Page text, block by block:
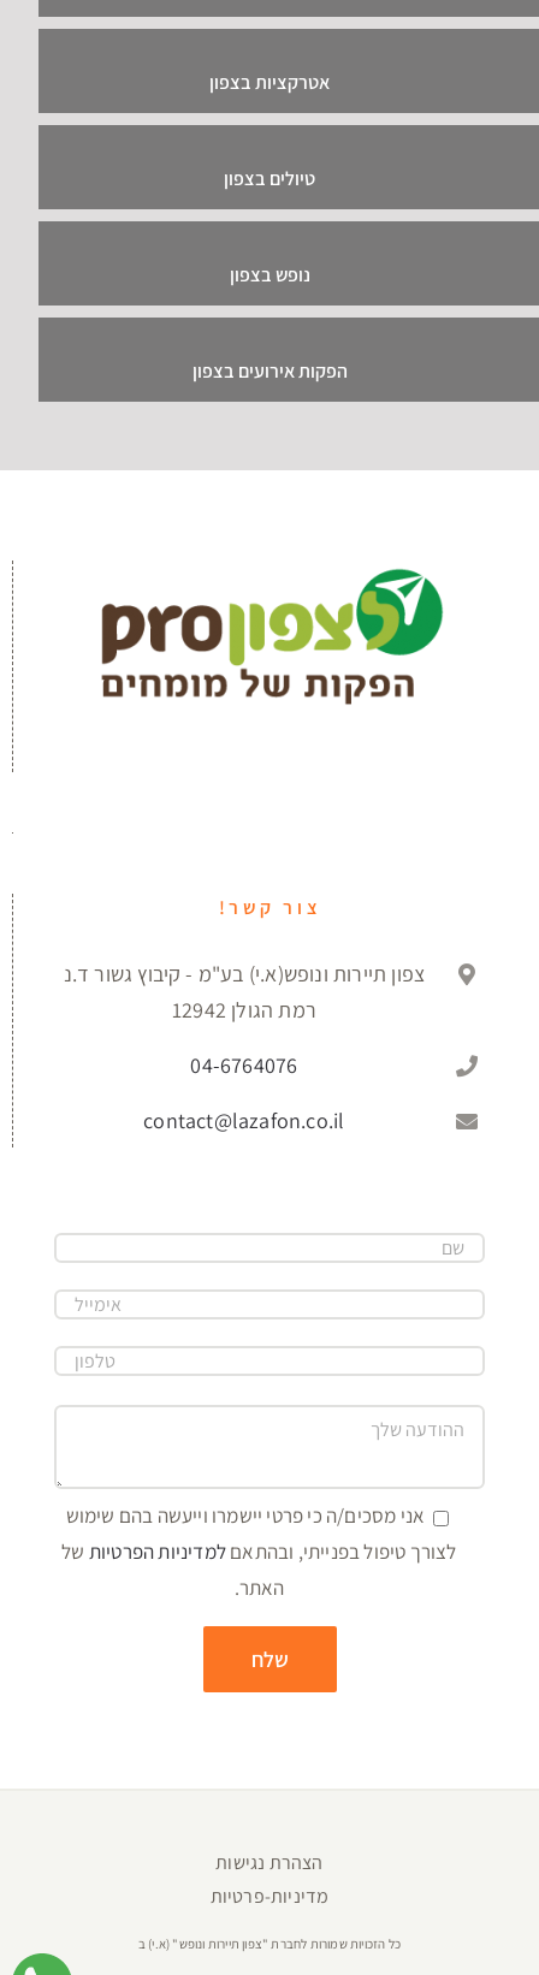
אטרקציות בצפון
טיולים בצפון
נופש בצפון
הפקות אירועים בצפון
צור קשר!
צפון תיירות ונופש(א.י) בע"מ - קיבוץ גשור ד.נ
רמת הגולן 12942
04-6764076
contact@lazafon.co.il
אני מסכים/ה כי פרטי יישמרו וייעשה בהם שימוש
לצורך טיפול בפנייתי, ובהתאםלמדיניות הפרטיות של
האתר.
הצהרת נגישות
מדיניות-פרטיות
כל הזכויות שמורות לחברת "צפון תיירות ונופש" (א.י) ב